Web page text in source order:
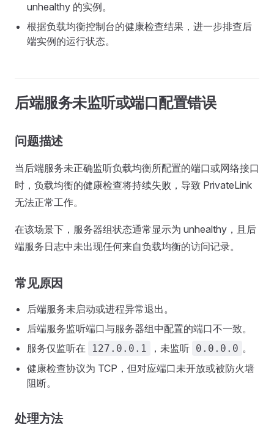
unhealthy 的实例。
根据负载均衡控制台的健康检查结果，进一步排查后
端实例的运行状态。
后端服务未监听或端口配置错误
问题描述
当后端服务未正确监听负载均衡所配置的端口或网络接口
时，负载均衡的健康检查将持续失败，导致 PrivateLink
无法正常工作。
在该场景下，服务器组状态通常显示为 unhealthy，且后
端服务日志中未出现任何来自负载均衡的访问记录。
常见原因
后端服务未启动或进程异常退出。
后端服务监听端口与服务器组中配置的端口不一致。
服务仅监听在
127.0.0.1 ，未监听 0.0.0.0 。
健康检查协议为 TCP，但对应端口未开放或被防火墙
阻断。
处理方法